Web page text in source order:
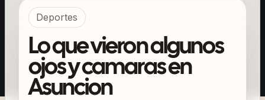
Deportes
Lo que vieron algunos
ojos y camaras en
Asuncion